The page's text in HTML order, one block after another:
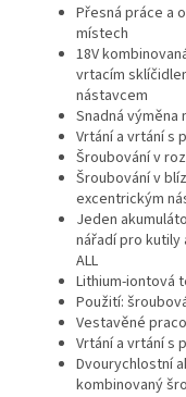
Přesná práce a
místech
18V
vrtacím
nástavcem
Snadná výměna
Vrtání a vrtání s
Šroubování v
Šroubování v
excentrickým
Jeden
nářadí pro kutily
ALL
Lithium-iontová
Použití:
Vestavěné
Vrtání a vrtání s
Dvourychlostní
kombinovaný